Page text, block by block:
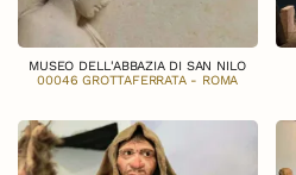
MUSEO DELL'ABBAZIA DI SAN NILO
00046 GROTTAFERRATA - ROMA